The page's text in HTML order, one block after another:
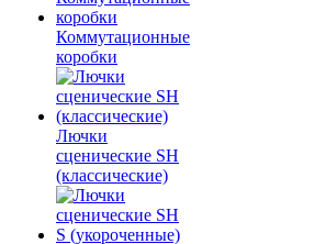
Коммутационные
коробки
Лючки
сценические SH
(классические)